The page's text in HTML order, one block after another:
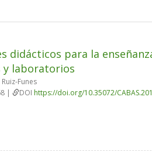
didácticos para la
y laboratorios
Funes
| DOI https://doi.org/10.35072/